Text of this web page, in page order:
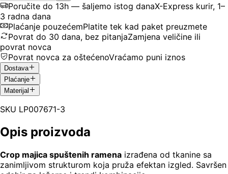
Poručite do 13h — šaljemo istog danaX-Express kurir, 1–
3 radna dana
Plaćanje pouzećemPlatite tek kad paket preuzmete
Povrat do 30 dana, bez pitanjaZamjena veličine ili
povrat novca
Povrat novca za oštećenoVraćamo puni iznos
Dostava
Plaćanje
Materijal
SKU LP007671-3
Opis proizvoda
Crop majica spuštenih ramena izrađena od tkanine sa
zanimljivom strukturom koja pruža efektan izgled. Savršen